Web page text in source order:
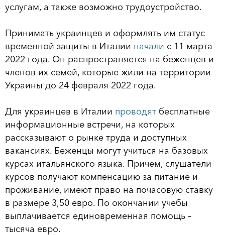
услугам, а также возможно трудоустройство.
Принимать украинцев и оформлять им статус
временной защиты в Италии начали с 11 марта
2022 года. Он распространяется на беженцев и
членов их семей, которые жили на территории
Украины до 24 февраля 2022 года.
Для украинцев в Италии проводят бесплатные
информационные встречи, на которых
рассказывают о рынке труда и доступных
вакансиях. Беженцы могут учиться на базовых
курсах итальянского языка. Причем, слушатели
курсов получают компенсацию за питание и
проживание, имеют право на почасовую ставку
в размере 3,50 евро. По окончании учебы
выплачивается единовременная помощь –
тысяча евро.